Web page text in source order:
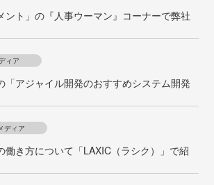
ント」の『人事ウーマン』コーナーで弊社
ィア
「アジャイル開発のおすすめシステム開発
ディア
働き方について「LAXIC（ラシク）」で紹